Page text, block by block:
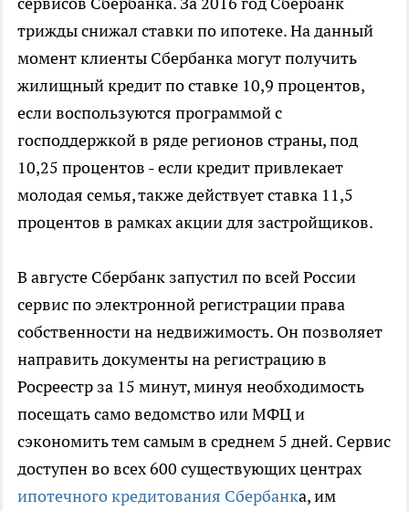
трижды снижал ставки по ипотеке. На данный
момент клиенты Сбербанка могут получить
жилищный кредит по ставке 10,9 процентов,
если воспользуются программой с
господдержкой в ряде регионов страны, под
10,25 процентов - если кредит привлекает
молодая семья, также действует ставка 11,5
процентов в рамках акции для застройщиков.
В августе Сбербанк запустил по всей России
сервис по электронной регистрации права
собственности на недвижимость. Он позволяет
направить документы на регистрацию в
Росреестр за 15 минут, минуя необходимость
посещать само ведомство или МФЦ и
сэкономить тем самым в среднем 5 дней. Сервис
доступен во всех 600 существующих центрах
ипотечного кредитования Сбербанка, им